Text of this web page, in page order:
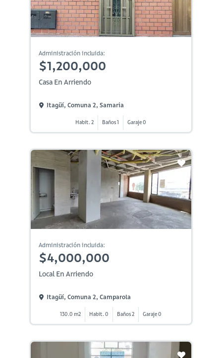
Administración incluida:
$1,200,000
Casa En Arriendo
Itagüí, Comuna 2, Samaria
Habit. 2 Baños 1 Garaje 0
Administración incluida:
$4,000,000
Local En Arriendo
Itagüí, Comuna 2, Camparola
130.0 m2 Habit. 0 Baños 2 Garaje 0